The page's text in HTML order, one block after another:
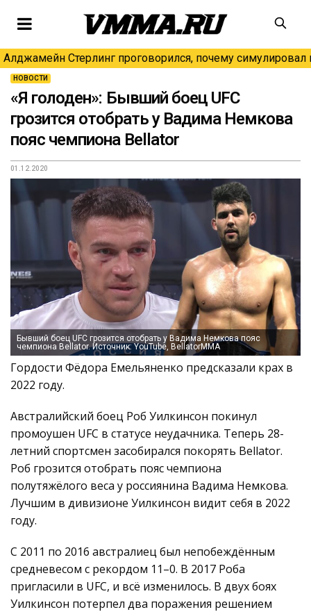
Алджамейн Стерлинг проговорился, почему симулировал
НОВОСТИ
«Я голоден»: Бывший боец UFC
грозится отобрать у Вадима Немкова
пояс чемпиона Bellator
01.12.2020
Бывший боец UFC грозится отобрать у Вадима Немкова пояс
чемпиона Bellator. Источник: YouTube, BellatorMMA
Гордости Фёдора Емельяненко предсказали крах в
2022 году.
Австралийский боец Роб Уилкинсон покинул
промоушен UFC в статусе неудачника. Теперь 28-
летний спортсмен засобирался покорять Bellator.
Роб грозится отобрать пояс чемпиона
полутяжёлого веса у россиянина Вадима Немкова.
Лучшим в дивизионе Уилкинсон видит себя в 2022
году.
С 2011 по 2016 австралиец был непобеждённым
средневесом с рекордом 11–0. В 2017 Роба
пригласили в UFC, и всё изменилось. В двух боях
Уилкинсон потерпел два поражения решением